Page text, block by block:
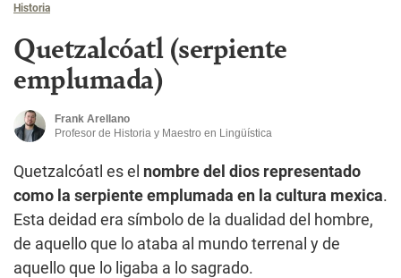
hoy?
Historia
Quetzalcóatl (serpiente
emplumada)
Frank Arellano
Profesor de Historia y Maestro en Lingüística
Quetzalcóatl es el nombre del dios representado
como la serpiente emplumada en la cultura mexica.
Esta deidad era símbolo de la dualidad del hombre,
de aquello que lo ataba al mundo terrenal y de
aquello que lo ligaba a lo sagrado.